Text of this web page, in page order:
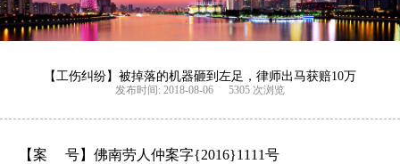
【工伤纠纷】被掉落的机器砸到左足，律师出马获赔10万
发布时间: 2018-08-06 5305 次浏览
【案 号】 佛南劳人仲案字{2016}1111号